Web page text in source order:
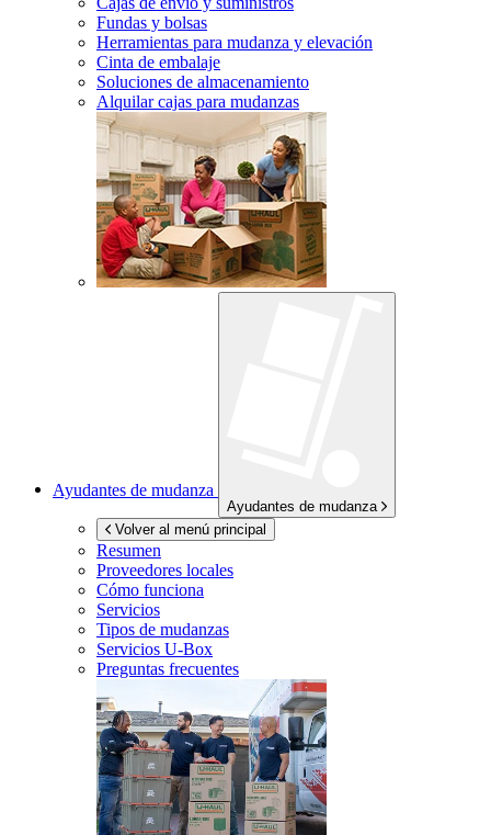
Fundas y bolsas
Herramientas para mudanza y elevación
Cinta de embalaje
Soluciones de almacenamiento
Alquilar cajas para mudanzas
Ayudantes de mudanza
Ayudantes de mudanza
Volver al menú principal
Resumen
Proveedores locales
Cómo funciona
Servicios
Tipos de mudanzas
Servicios U-Box
Preguntas frecuentes